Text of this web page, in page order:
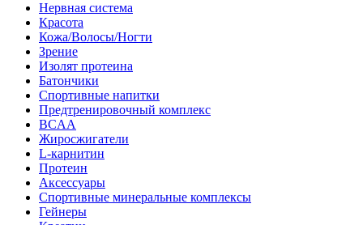
Нервная система
Красота
Кожа/Волосы/Ногти
Зрение
Изолят протеина
Батончики
Спортивные напитки
Предтренировочный комплекс
BCAA
Жиросжигатели
L-карнитин
Протеин
Аксессуары
Спортивные минеральные комплексы
Гейнеры